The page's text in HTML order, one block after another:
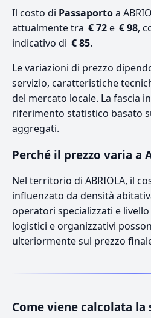
Il costo di Passaportoa
attualmente tra € 72e € 98,
indicativo di € 85.
Le variazioni di prezzo
servizio, caratteristiche
del mercato locale. La fascia
riferimento statistico basato
aggregati.
Perché il prezzo varia a
Nel territorio di ABRIOLA, il
influenzato da densità
operatori specializzati e
logistici e organizzativi
ulteriormente sul prezzo
Come viene calcolata la